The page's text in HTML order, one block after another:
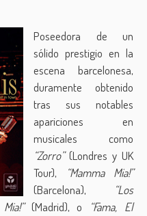
Poseedora de un
sólido prestigio en la
escena barcelonesa,
duramente obtenido
tras sus notables
apariciones en
musicales como
“Zorro”(Londres y UK
Tour),
“Mamma Mia!”
(Barcelona),
“Los
(Madrid), o
“Fama, El